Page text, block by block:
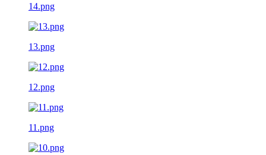
14.png
13.png
12.png
11.png